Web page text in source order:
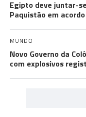
Egipto deve juntar-
Paquistão em
MUNDO
Novo Governo da
com explosivos